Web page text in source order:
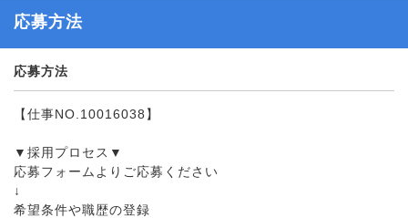
応募方法
応募方法
【仕事NO.10016038】
▼採用プロセス▼
応募フォームよりご応募ください
↓
希望条件や職歴の登録